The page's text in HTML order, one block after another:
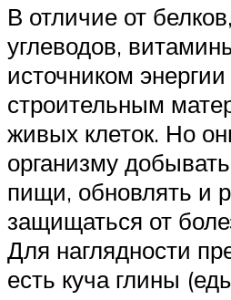
В отличие от
углеводов,
источником
строительным
живых клеток. Но
организму
пищи, обновлять и
защищаться от
Для наглядности
есть куча глины